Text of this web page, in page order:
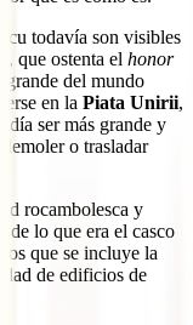
todavía son visibles
que ostenta el honor
del mundo
en la Piata Unirii,
ser más grande y
o trasladar
rocambolesca y
de lo que era el casco
que se incluye la
de edificios de